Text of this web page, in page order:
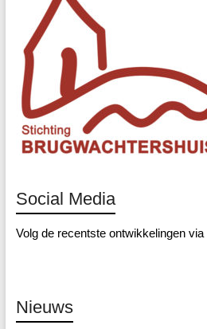
Social Media
Volg de recentste ontwikkelingen via
Nieuws